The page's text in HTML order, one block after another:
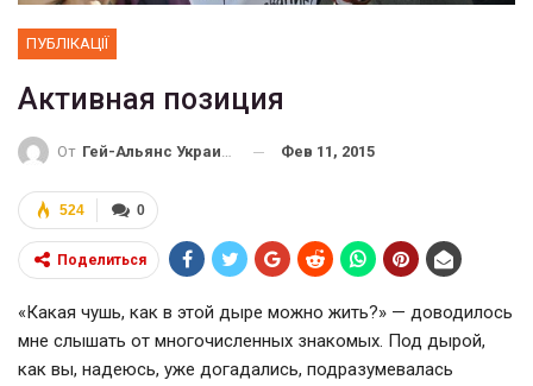
ПУБЛІКАЦІЇ
Активная позиция
От Гей-Альянс Украина Фев 11, 2015
0
524
Поделиться
«Какая чушь, как в этой дыре можно жить?» — доводилось
мне слышать от многочисленных знакомых. Под дырой,
как вы, надеюсь, уже догадались, подразумевалась